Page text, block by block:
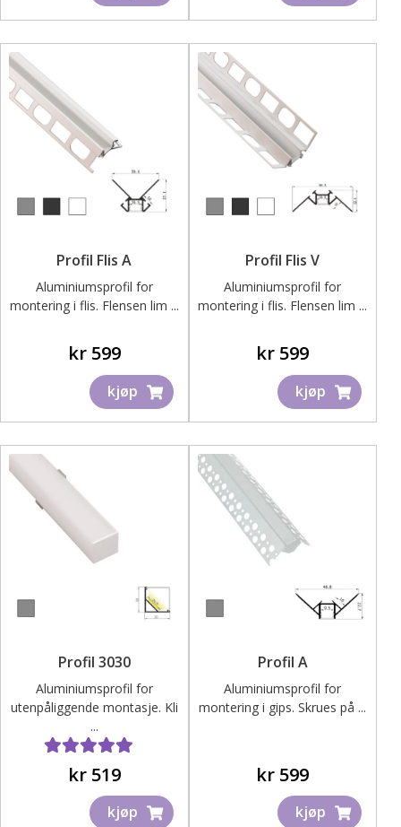
Profil Flis A
Aluminiumsprofil for
montering i flis. Flensen lim ...
kr599
kjøp
Profil Flis V
Aluminiumsprofil for
montering i flis. Flensen lim ...
kr 599
kjøp
Profil 3030
Aluminiumsprofil for
utenpåliggende montasje. Kli
...
Vurdert
kr519
kjøp
Profil A
Aluminiumsprofil for
montering i gips. Skrues på ...
kr 599
kjøp